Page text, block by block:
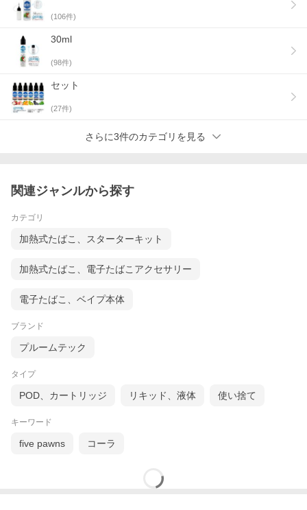
(106件)
30ml
(98件)
セット
(27件)
さらに3件のカテゴリを見る
関連ジャンルから探す
カテゴリ
加熱式たばこ、スターターキット
加熱式たばこ、電子たばこアクセサリー
電子たばこ、ベイプ本体
ブランド
プルームテック
タイプ
POD、カートリッジ リキッド、液体 使い捨て
キーワード
five pawns コーラ